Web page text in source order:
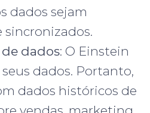
dados sejam
dados: O Einstein
dados. Portanto,
dados históricos de